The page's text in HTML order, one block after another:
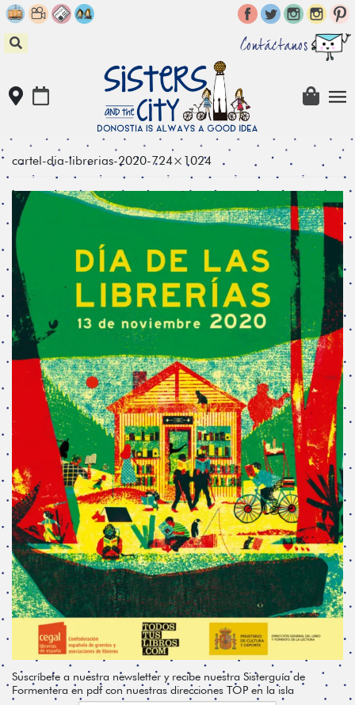
Skip
to
content
Contáctanos
cartel-dia-librerias-2020-724×1024
Suscríbete a nuestra newsletter y recibe nuestra Sisterguía de
Formentera en pdf con nuestras direcciones TOP en la isla